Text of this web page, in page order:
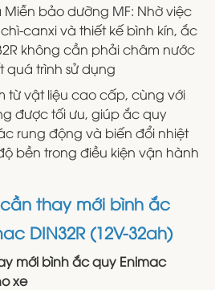
Miễn bảo dưỡng MF: Nhờ việc
canxi và thiết kế bình kín, ắc
không cần phải châm nước
quá trình sử dụng
từ vật liệu cao cấp, cùng với
được tối ưu, giúp ắc quy
rung động và biến đổi nhiệt
bền trong điều kiện vận hành
thay mới bình ắc
DIN32R (12V-32ah)
mới bình ắc quy Enimac
xe